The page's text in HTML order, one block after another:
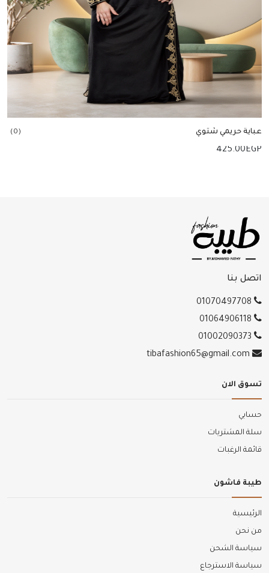
عباية حريمي شتوي (0)
425.00EGP
اتصل بنا
تسوق الان
حسابي
سلة المشتريات
قائمة الرغبات
طيبة فاشون
الرئيسية
من نحن
سياسة الشحن
سياسة الاسترجاع